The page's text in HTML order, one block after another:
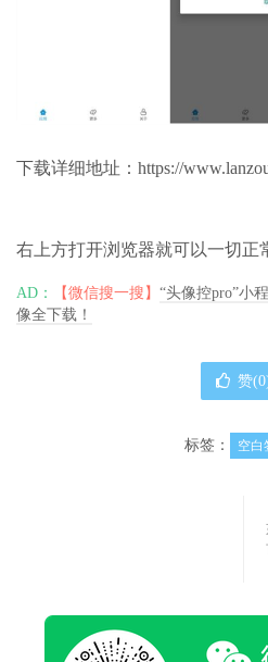
下载详细地址：https://
右上方打开浏览器就可以一切正
AD： 【微信搜一搜】 “头像控pro”小
像全下载！
赞(0
标签： 空白